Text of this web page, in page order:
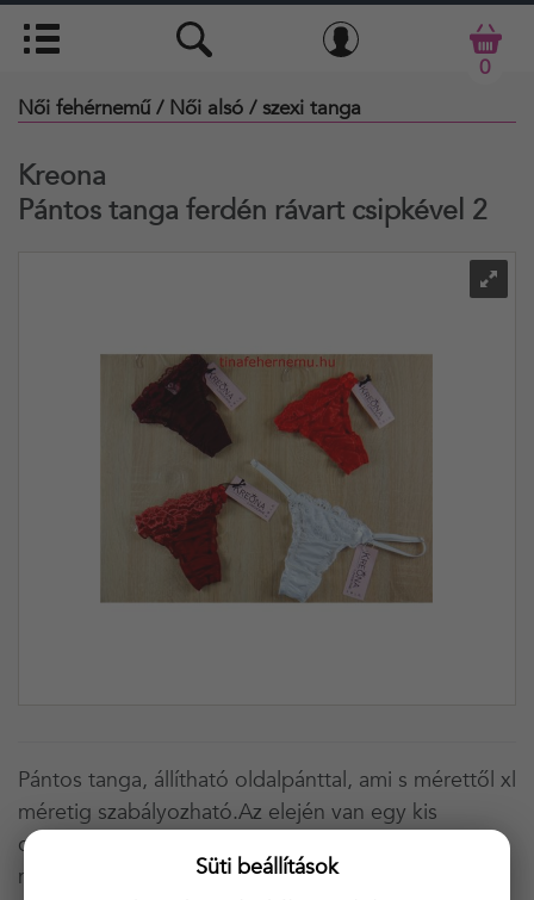
0
Női fehérnemű / Női alsó / szexi tanga
Kreona
Pántos tanga ferdén rávart csipkével 2
Pántos tanga, állítható oldalpánttal, ami s mérettől xl
méretig szabályozható.Az elején van egy kis
csipkebetét ferdén, ami elegánssá teszi a
megjelenést és egy nagyon szexi megjelenést ad
Süti beállítások